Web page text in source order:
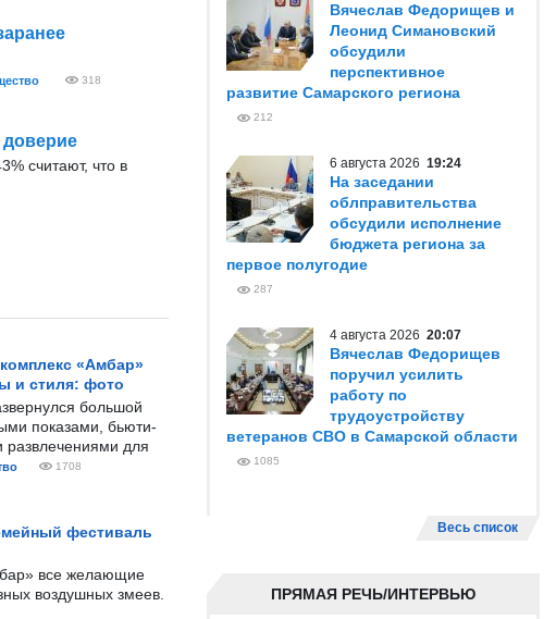
318
считают, что в
«Амбар»
и стиля: фото
большой
показами, бьюти-
развлечениями для
1708
фестиваль
все желающие
воздушных змеев.
Вячеслав Федорищев и
Леонид Симановский
обсудили
перспективное
развитие Самарского региона
212
6 августа 2026 19:24
На заседании
облправительства
обсудили исполнение
бюджета региона за
первое полугодие
287
4 августа 2026 20:07
Вячеслав Федорищев
поручил усилить
работу по
трудоустройству
ветеранов СВО в Самарской области
1085
Весь список
ПРЯМАЯ РЕЧЬ/ИНТЕРВЬЮ